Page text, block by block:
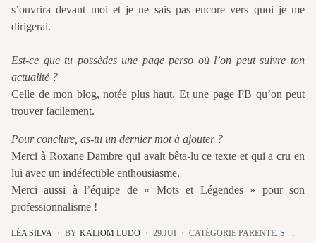
s’ouvrira devant moi et je ne sais pas encore vers quoi je me
dirigerai.
Est-ce que tu possèdes une page perso où l’on peut suivre ton
actualité ?
Celle de mon blog, notée plus haut. Et une page FB qu’on peut
trouver facilement.
Pour conclure, as-tu un dernier mot à ajouter ?
Merci à Roxane Dambre qui avait bêta-lu ce texte et qui a cru en
lui avec un indéfectible enthousiasme.
Merci aussi à l’équipe de « Mots et Légendes » pour son
profession­nalisme !
LÉA SILVA BY KALIOM LUDO 29.JUI CATÉGORIE PARENTE: S